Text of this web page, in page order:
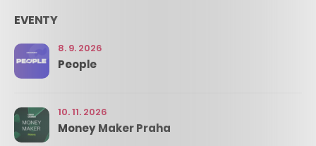
EVENTY
8. 9. 2026
People
10. 11. 2026
Money Maker Praha